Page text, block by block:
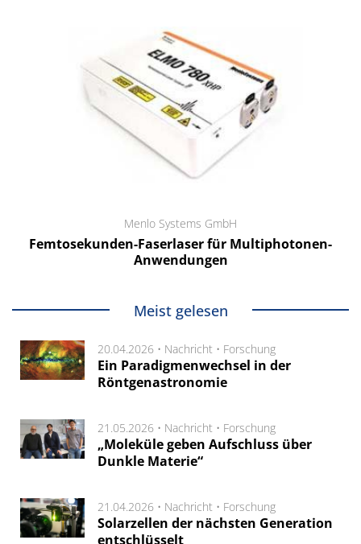
Menlo Systems GmbH
Femtosekunden-Faserlaser für Multiphotonen-
Anwendungen
Meist gelesen
20.04.2026 • Nachricht • Forschung
Ein Paradigmenwechsel in der
Röntgenastronomie
21.05.2026 • Nachricht • Forschung
„Moleküle geben Aufschluss über
Dunkle Materie“
21.04.2026 • Nachricht • Forschung
Solarzellen der nächsten Generation
entschlüsselt